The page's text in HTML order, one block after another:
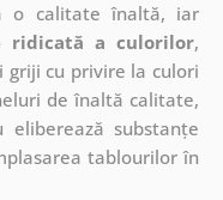
o calitate înaltă, iar
ridicată a culorilor,
cu privire la culori
de înaltă calitate,
substanțe
tablourilor în